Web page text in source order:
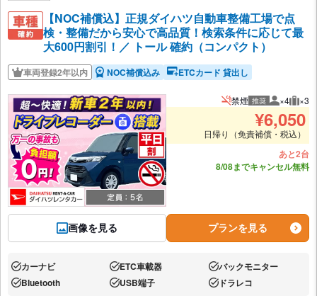
【NOC補償込】正規ダイハツ自動車整備工場で点
検・整備だから安心で高品質！検索条件に応じて最
大600円割引！／ トール 確約（コンパクト）
車両登録2年以内 NOC補償込み ETCカード 貸出し
画像を見る
禁煙 推奨 推奨人数
×4 推
×3
¥6,050
日帰り（免責補償・税込）
あと2台
8/08までキャンセル無料
プランを見る
あり:カーナビ あり:ETC車載器 あり:バックモニター
あり:Bluetooth あり:USB端子 あり:ドラレコ